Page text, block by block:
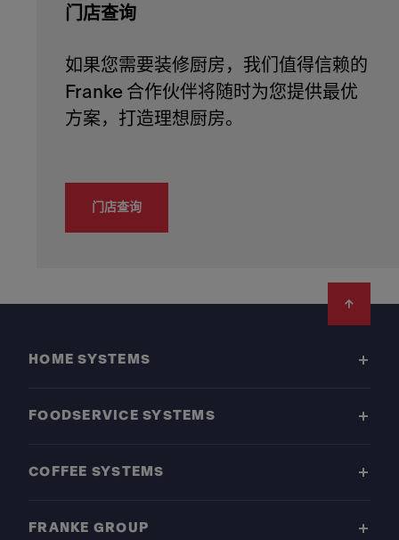
门店查询
如果您需要装修厨房，我们值得信赖的
Franke 合作伙伴将随时为您提供最优
门店查询
HOME SYSTEMS
FOODSERVICE SYSTEMS
COFFEE SYSTEMS
FRANKE GROUP